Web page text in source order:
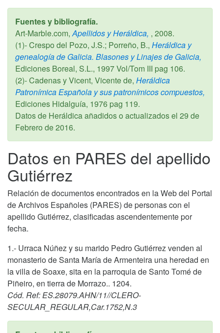
Fuentes y bibliografía.
Art-Marble.com, Apellidos y Heráldica, , 2008.
(1)- Crespo del Pozo, J.S.; Porreño, B., Heráldica y
genealogía de Galicia. Blasones y Linajes de Galicia,
Ediciones Boreal, S.L., 1997Vol/Tom III pag 106.
(2)- Cadenas y Vicent, Vicente de, Heráldica
Patronímica Española y sus patronímicos compuestos,
Ediciones Hidalguía, 1976 pag 119.
Datos de Heráldica añadidos o actualizados el 29 de
Febrero de 2016.
Datos en PARES del apellido
Gutiérrez
Relación de documentos encontrados en la Web del Portal
de Archivos Españoles (PARES) de personas con el
apellido Gutiérrez, clasificadas ascendentemente por
fecha.
1.- Urraca Núñez y su marido Pedro Gutiérrez venden al
monasterio de Santa María de Armenteira una heredad en
la villa de Soaxe, sita en la parroquia de Santo Tomé de
Piñeiro, en tierra de Morrazo.. 1204.
Cód. Ref: ES.28079.AHN/11//CLERO-
SECULAR_REGULAR,Car.1752,N.3